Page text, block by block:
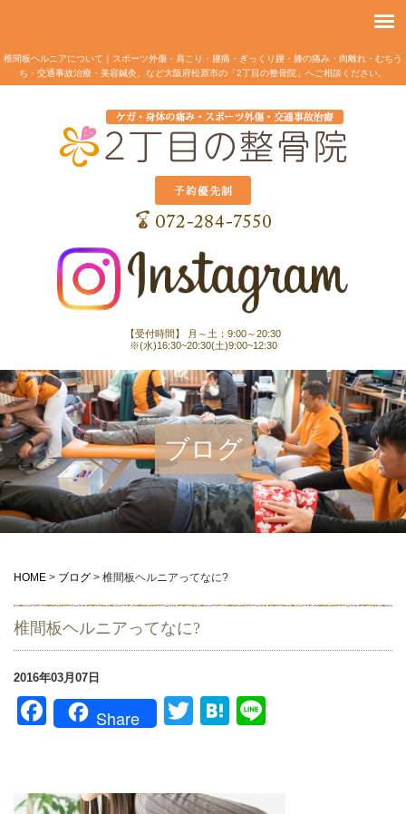
椎間板ヘルニアについて｜スポーツ外傷・肩こり・腰痛・ぎっくり腰・膝の痛み・肉離れ・むちう
ち・交通事故治療・美容鍼灸、など大阪府松原市の「2丁目の整骨院」へご相談ください。
【受付時間】 月～土：9:00～20:30
※(水)16:30~20:30(土)9:00~12:30
ブログ
HOME > ブログ > 椎間板ヘルニアってなに?
椎間板ヘルニアってなに?
2016年03月07日
Facebook
Share TwitterHatena